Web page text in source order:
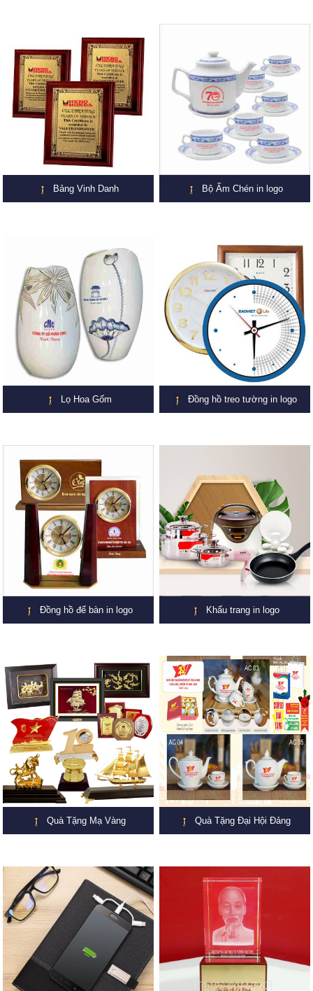
Bảng Vinh Danh Bộ Ấm Chén in logo
Lọ Hoa Gốm Đồng hồ treo tường in logo
Đồng hồ để bàn in logo Khẩu trang in logo
Quà Tặng Mạ Vàng Quà Tặng Đại Hội Đảng